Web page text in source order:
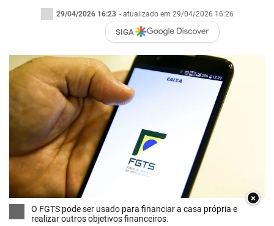
29/04/2026 16:23 - atualizado em 29/04/2026 16:26
SIGA
×
O FGTS pode ser usado para financiar a casa própria e
realizar outros objetivos financeiros.